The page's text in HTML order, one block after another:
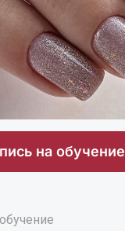
на обучение